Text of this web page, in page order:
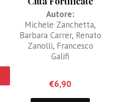
Autore:
Michele Zanchetta,
Barbara Carrer, Renato
Zanolli, Francesco
Galifi
€6,90